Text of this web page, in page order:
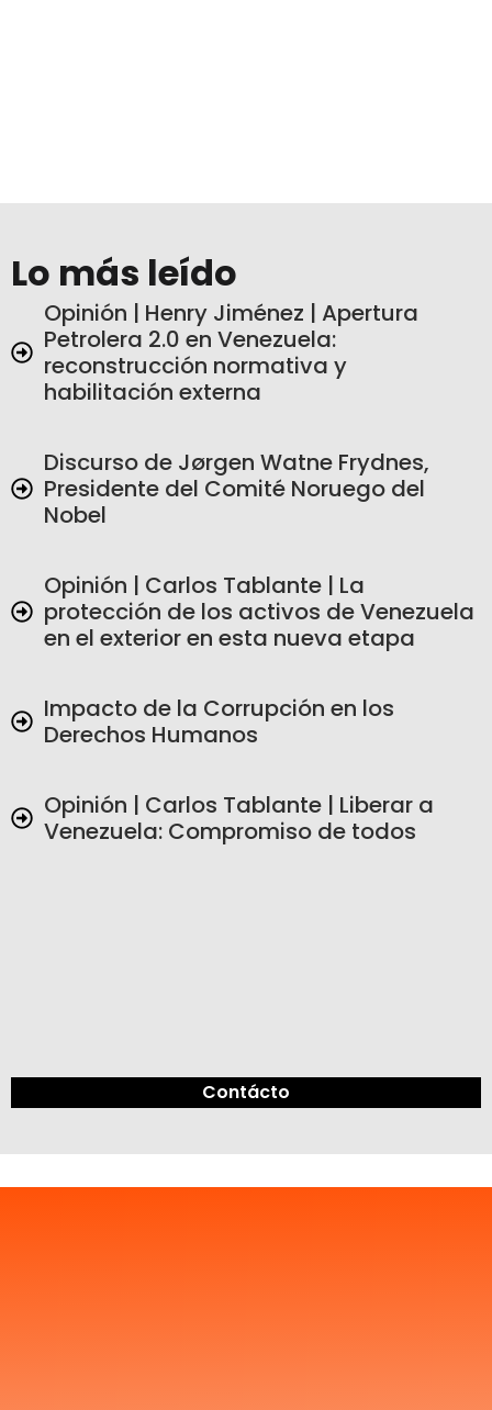
Lo más leído
Opinión | Henry Jiménez | Apertura
Petrolera 2.0 en Venezuela:
reconstrucción normativa y
habilitación externa
Discurso de Jørgen Watne Frydnes,
Presidente del Comité Noruego del
Nobel
Opinión | Carlos Tablante | La
protección de los activos de Venezuela
en el exterior en esta nueva etapa
Impacto de la Corrupción en los
Derechos Humanos
Opinión | Carlos Tablante | Liberar a
Venezuela: Compromiso de todos
Contácto